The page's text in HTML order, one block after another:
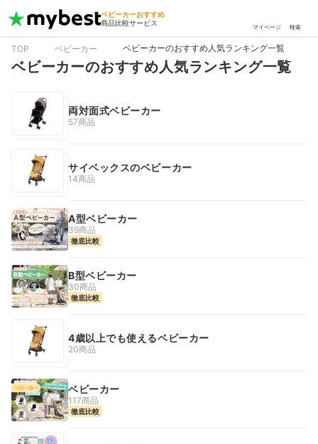
ベビーカーおすすめ
商品比較サービス
マイページ 検索
TOP ベビーカー ベビーカーのおすすめ人気ランキング一覧
ベビーカーのおすすめ人気ランキング一覧
両対面式ベビーカー
57商品
サイベックスのベビーカー
14商品
A型ベビーカー
39商品
徹底比較
B型ベビーカー
30商品
徹底比較
4歳以上でも使えるベビーカー
20商品
ベビーカー
117商品
徹底比較